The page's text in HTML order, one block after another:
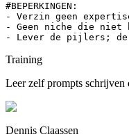
#BEPERKINGEN:
- Verzin geen
- Geen niche die
- Lever de pijlers;
Training
Leer zelf prompts
Dennis Claassen